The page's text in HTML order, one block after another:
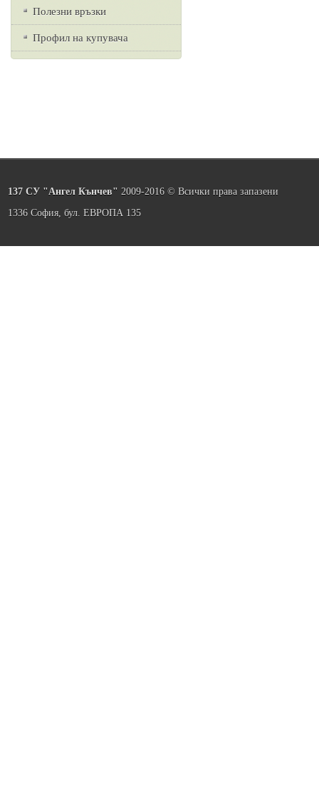
Полезни връзки
Профил на купувача
137 СУ "Ангел Кънчев" 2009-2016 © Всички права запазени
1336 София, бул. ЕВРОПА 135